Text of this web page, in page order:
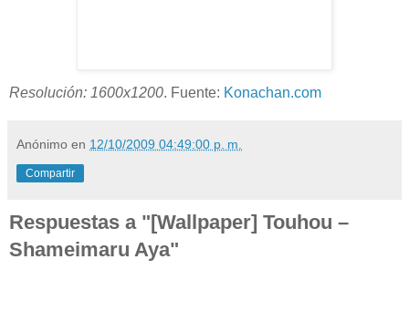
Resolución: 1600x1200. Fuente: Konachan.com
Anónimo en 12/10/2009 04:49:00 p. m.
Compartir
Respuestas a "[Wallpaper] Touhou –
Shameimaru Aya"